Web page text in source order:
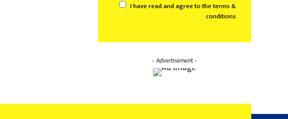
I have read and agree to the terms &
conditions
- Advertisement -